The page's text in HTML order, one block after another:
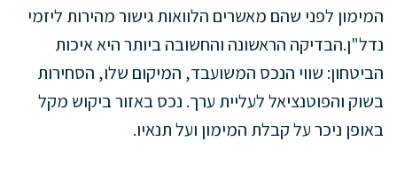
המימון לפני שהם מאשרים הלוואות גישור מהירות ליזמי
נדל"ן.הבדיקה הראשונה והחשובה ביותר היא איכות
הביטחון: שווי הנכס המשועבד, המיקום שלו, הסחירות
בשוק והפוטנציאל לעליית ערך. נכס באזור ביקוש מקל
באופן ניכר על קבלת המימון ועל תנאיו.